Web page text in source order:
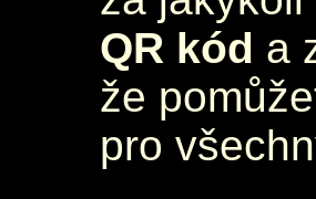
QR kód a
že
pro